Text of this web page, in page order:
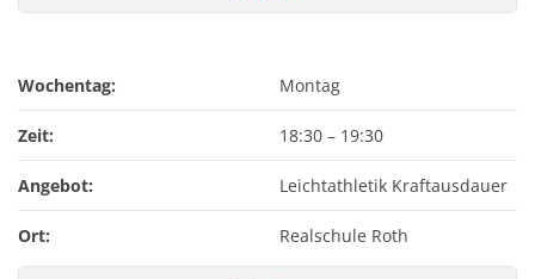
Wochentag: Montag
Zeit: 18:30 – 19:30
Angebot: Leichtathletik Kraftausdauer
Ort: Realschule Roth